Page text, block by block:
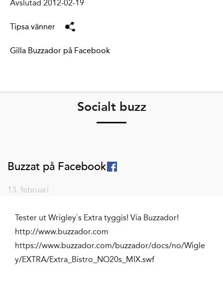
Avslutad 2012-02-19
Tipsa vänner
Gilla Buzzador på Facebook
Socialt buzz
Buzzat på Facebook
13. februari
Tester ut Wrigley`s Extra tyggis! Via Buzzador!
http://www.buzzador.com
https://www.buzzador.com/buzzador/docs/no/Wigle
y/EXTRA/Extra_Bistro_NO20s_MIX.swf